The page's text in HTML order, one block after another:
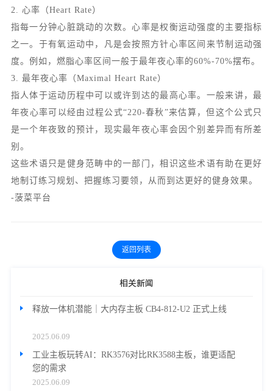
2. 心率（Heart Rate）
指每一分钟心脏跳动的次数。心率是权衡运动强度的主要指标
之一。于有氧运动中，凡是会按照方针心率区间来节制运动强
度。例如，燃脂心率区间一般于最年夜心率的60%-70%摆布。
3. 最年夜心率（Maximal Heart Rate）
指人体于运动历程中可以或许到达的最高心率。一般来讲，最
年夜心率可以经由过程公式“220-春秋”来估算，但这个公式只
是一个年夜致的预计，现实最年夜心率会因个别差异而有所差
别。
这些术语只是健身范畴中的一部门，相识这些术语有助在更好
地制订练习规划、把握练习要领，从而到达更好的健身效果。
-菠菜平台
返回列表
相关新闻
释放一体机潜能｜大内存主板 CB4-812-U2 正式上线
2025.06.09
工业主板玩转AI：RK3576对比RK3588主板，谁更适配
您的需求
2025.06.09